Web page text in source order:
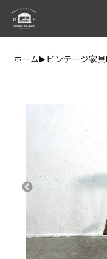
ホーム ビンテージ家具